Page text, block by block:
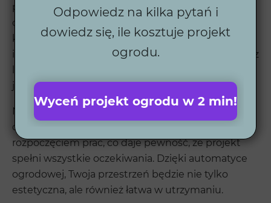
projektowaniu nowoczesnych ogrodów w Łazach i
okolicach. Dzięki naszej wiedzy i doświadczeniu,
każdy projekt jest wyjątkowy i dostosowany do
indywidualnych potrzeb klienta. Współpracujemy z
jakość materiałów i wykonania.
Nasze wizualizacje 3D pozwalają zobaczyć
ostateczny wygląd ogrodu jeszcze przed
rozpoczęciem prac, co daje pewność, że projekt
spełni wszystkie oczekiwania. Dzięki automatyce
ogrodowej, Twoja przestrzeń będzie nie tylko
estetyczna, ale również łatwa w utrzymaniu.
Odpowiedz na kilka pytań i
dowiedz się, ile kosztuje projekt
ogrodu.
Wyceń projekt ogrodu w 2 min!